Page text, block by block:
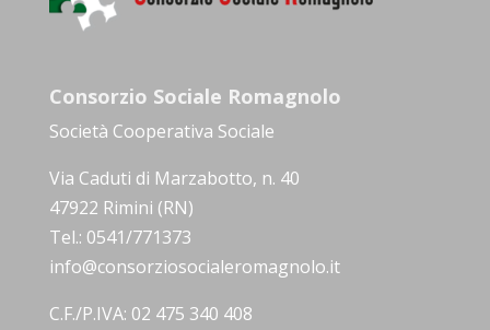
Consorzio Sociale Romagnolo
Società Cooperativa Sociale
Via Caduti di Marzabotto, n. 40
47922 Rimini (RN)
Tel.: 0541/771373
info@consorziosocialeromagnolo.it
C.F./P.IVA: 02 475 340 408